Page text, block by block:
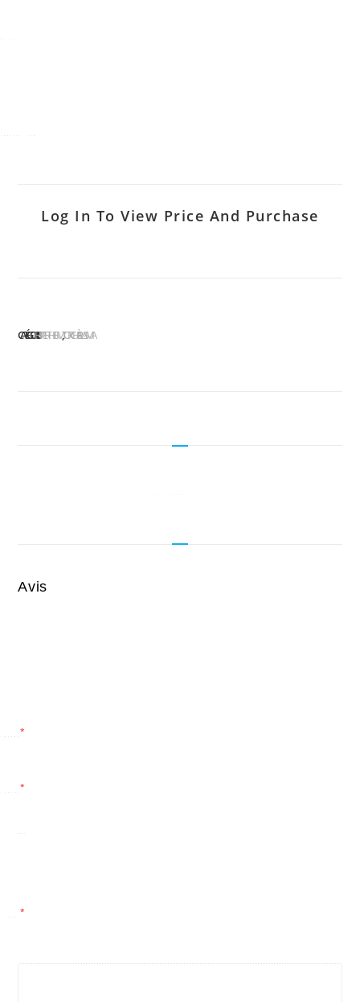
Log In To View Price And Purchase
CATÉGORIES :HYPERTHERMTORCHE À PLASMA
Avis
*
*
*